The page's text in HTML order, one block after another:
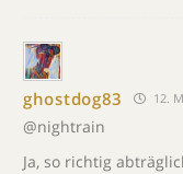
ghostdog83 12.
@nightrain
Ja, so richtig